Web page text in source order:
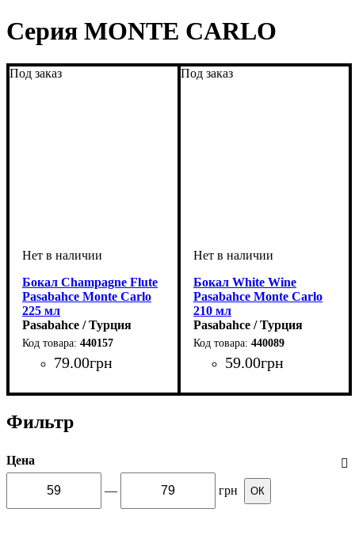
Серия MONTE CARLO
Под заказ
Бокал Champagne Flute
Pasabahce Monte Carlo
225 мл
Pasabahce / Турция
440157
79.00грн
Под заказ
Бокал White Wine
Pasabahce Monte Carlo
210 мл
Pasabahce / Турция
440089
59.00грн
Фильтр
Цена
— грн ОК